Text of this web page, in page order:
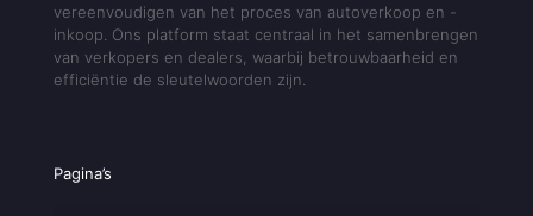
vereenvoudigen van het proces van autoverkoop en -
inkoop. Ons platform staat centraal in het samenbrengen
van verkopers en dealers, waarbij betrouwbaarheid en
efficiëntie de sleutelwoorden zijn.
Pagina’s